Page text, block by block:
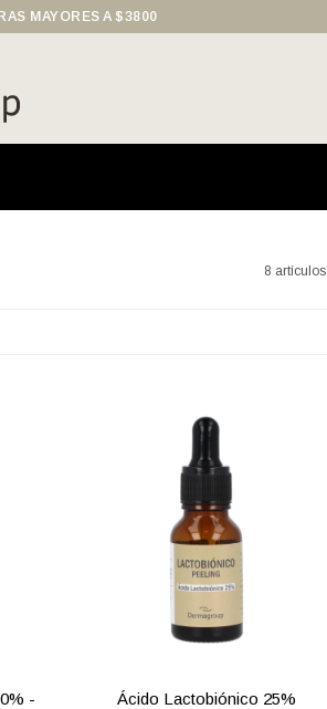
MAYORES A $3800
8 artículos
-
Ácido Lactobiónico 25%